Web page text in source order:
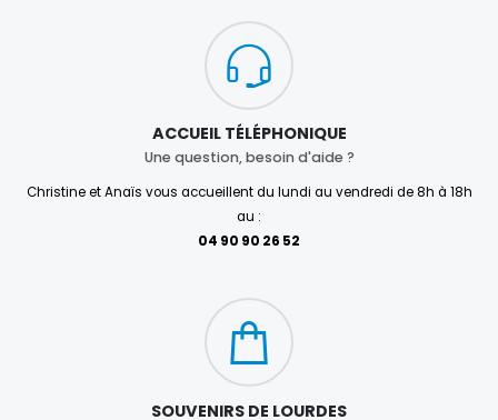
ACCUEIL TÉLÉPHONIQUE
Une question, besoin d'aide ?
Christine et Anaïs vous accueillent du lundi au vendredi de 8h à 18h
au :
04 90 90 26 52
SOUVENIRS DE LOURDES